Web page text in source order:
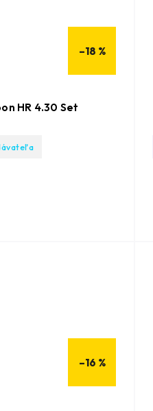
–18 %
HR 4.30 Set
–16 %